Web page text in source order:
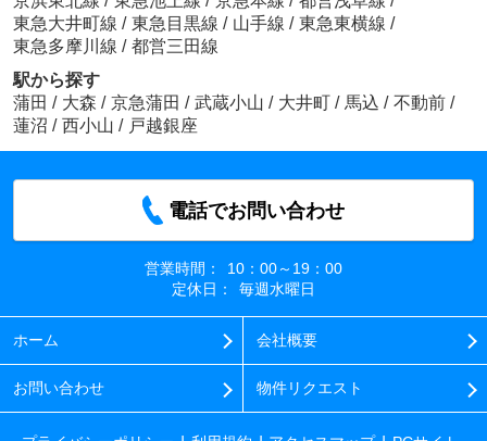
東急大井町線 / 東急目黒線 / 山手線 / 東急東横線 /
東急多摩川線 / 都営三田線
駅から探す
蒲田 / 大森 / 京急蒲田 / 武蔵小山 / 大井町 / 馬込 / 不動前 /
蓮沼 / 西小山 / 戸越銀座
電話でお問い合わせ
営業時間：
10：00～19：00
定休日：
毎週水曜日
ホーム 会社概要
お問い合わせ 物件リクエスト